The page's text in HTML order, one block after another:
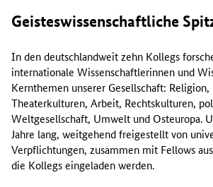
Geisteswissenschaftliche
In den deutschlandweit zehn Kollegs
internationale Wissenschaftlerinnen und
Kernthemen unserer Gesellschaft:
Theaterkulturen, Arbeit, Rechtskulturen,
Weltgesellschaft, Umwelt und Osteuropa.
Jahre lang, weitgehend freigestellt von
Verpflichtungen, zusammen mit Fellows
die Kollegs eingeladen werden.